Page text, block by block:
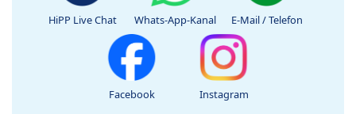
HiPP Live Chat Whats-App-Kanal E-Mail / Telefon
Facebook Instagram